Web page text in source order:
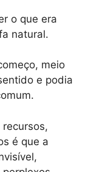
o que era
natural.
meio
e podia
é que a